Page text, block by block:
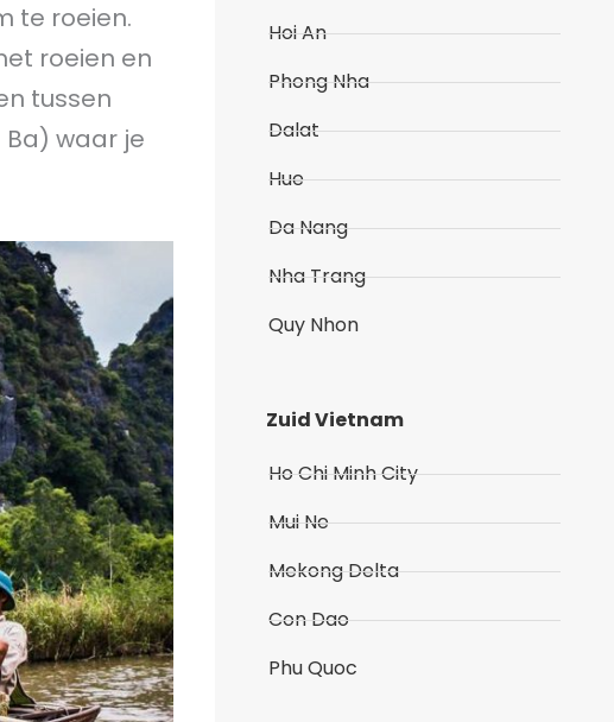
te roeien.
roeien en
tussen
waar je
Hoi An
Phong Nha
Dalat
Hue
Da Nang
Nha Trang
Quy Nhon
Zuid Vietnam
Ho Chi Minh City
Mui Ne
Mekong Delta
Con Dao
Phu Quoc